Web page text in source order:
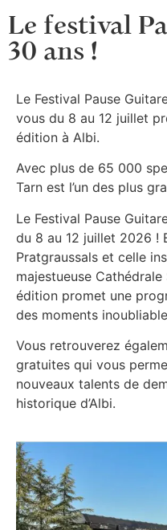
Le festival
30 ans !
Le Festival Pause
vous du 8 au 12 juillet
édition à Albi.
Avec plus de 65 000
Tarn est l’un des plus
Le Festival Pause
du 8 au 12 juillet 2026 !
Pratgraussals et celle
majestueuse
édition promet une
des moments
Vous retrouverez
gratuites qui vous
nouveaux talents de
historique d’Albi.